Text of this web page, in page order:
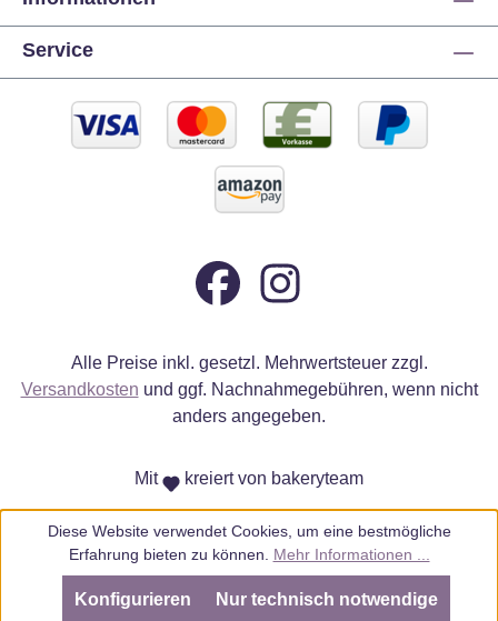
Service
Alle Preise inkl. gesetzl. Mehrwertsteuer zzgl.
Versandkosten und ggf. Nachnahmegebühren, wenn nicht
anders angegeben.
Mit kreiert von bakeryteam
Diese Website verwendet Cookies, um eine bestmögliche
Erfahrung bieten zu können. Mehr Informationen ...
Nur technisch notwendige
Konfigurieren